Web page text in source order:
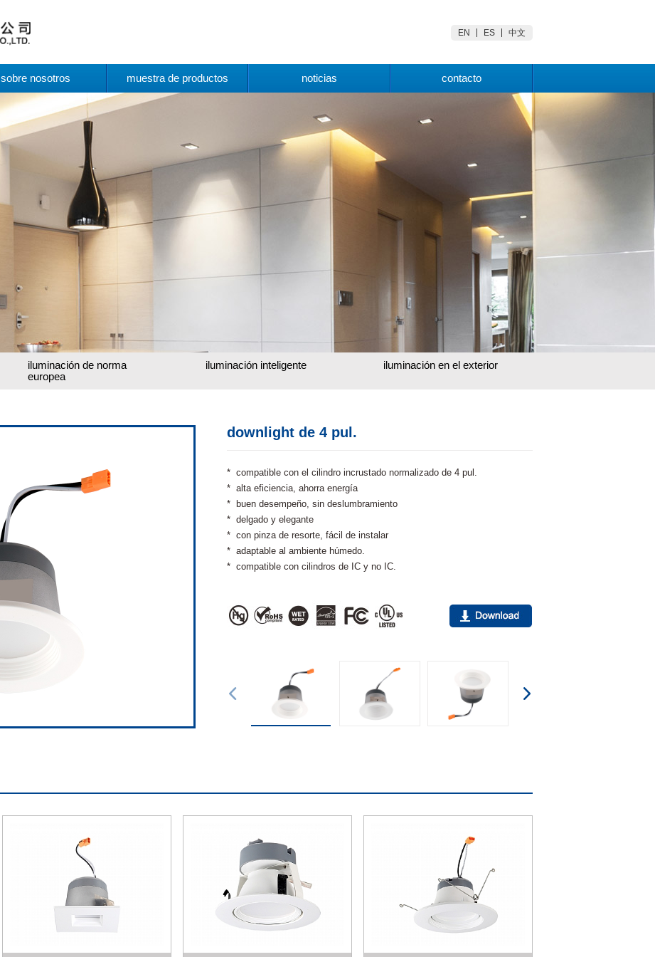
EN ES 中文
sobre nosotros muestra de productos noticias contacto
iluminación de norma
europea
iluminación inteligente iluminación en el exterior
downlight de 4 pul.
* compatible con el cilindro incrustado normalizado de 4 pul.
* alta eficiencia, ahorra energía
* buen desempeño, sin deslumbramiento
* delgado y elegante
* con pinza de resorte, fácil de instalar
* adaptable al ambiente húmedo.
* compatible con cilindros de IC y no IC.